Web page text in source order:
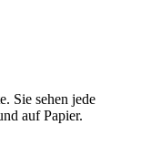
Sie sehen jede
auf Papier.